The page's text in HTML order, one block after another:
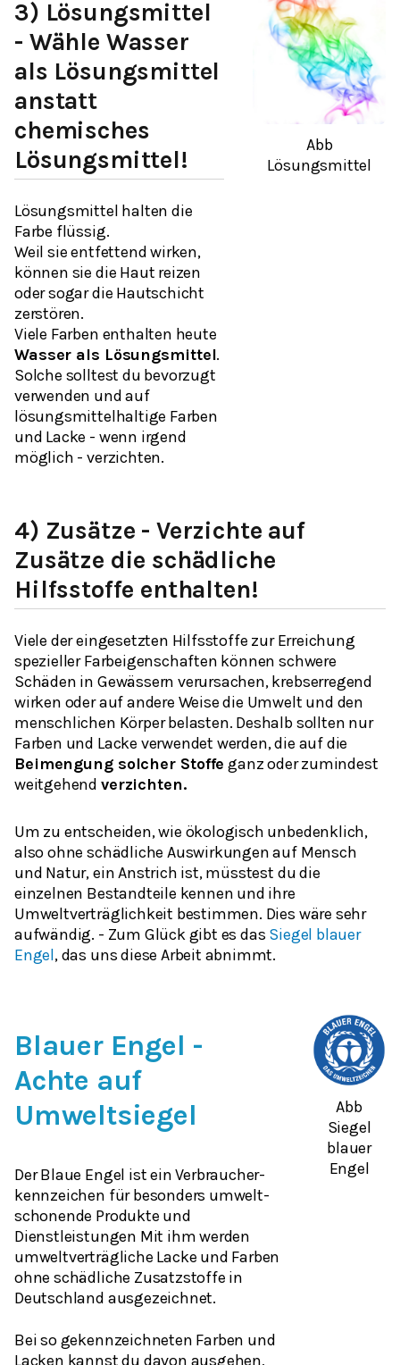
3) Lösungsmittel
- Wähle Wasser
als Lösungsmittel
anstatt
chemisches
Lösungsmittel!
Lösungsmittel halten die
Farbe flüssig.
Weil sie entfettend wirken,
können sie die Haut reizen
oder sogar die Hautschicht
zerstören.
Viele Farben enthalten heute
Wasser als Lösungsmittel.
Solche solltest du bevorzugt
verwenden und auf
lösungsmittelhaltige Farben
und Lacke - wenn irgend
möglich - verzichten.
Abb
Lösungsmittel
4) Zusätze - Verzichte auf
Zusätze die schädliche
Hilfsstoffe enthalten!
Viele der eingesetzten Hilfsstoffe zur Erreichung
spezieller Farbeigenschaften können schwere
Schäden in Gewässern verursachen, krebserregend
wirken oder auf andere Weise die Umwelt und den
menschlichen Körper belasten. Deshalb sollten nur
Farben und Lacke verwendet werden, die auf die
Beimengung solcher Stoffe ganz oder zumindest
weitgehend verzichten.
Um zu entscheiden, wie ökologisch unbedenklich,
also ohne schädliche Auswirkungen auf Mensch
und Natur, ein Anstrich ist, müsstest du die
einzelnen Bestandteile kennen und ihre
Umweltverträglichkeit bestimmen. Dies wäre sehr
aufwändig. - Zum Glück gibt es das Siegel blauer
Engel, das uns diese Arbeit abnimmt.
Blauer Engel -
Achte auf
Umweltsiegel
Der Blaue Engel ist ein Verbraucher-
kennzeichen für besonders umwelt-
schonende Produkte und
Dienstleistungen Mit ihm werden
umweltverträgliche Lacke und Farben
ohne schädliche Zusatzstoffe in
Deutschland ausgezeichnet.
Bei so gekennzeichneten Farben und
Lacken kannst du davon ausgehen,
Abb
Siegel
blauer
Engel